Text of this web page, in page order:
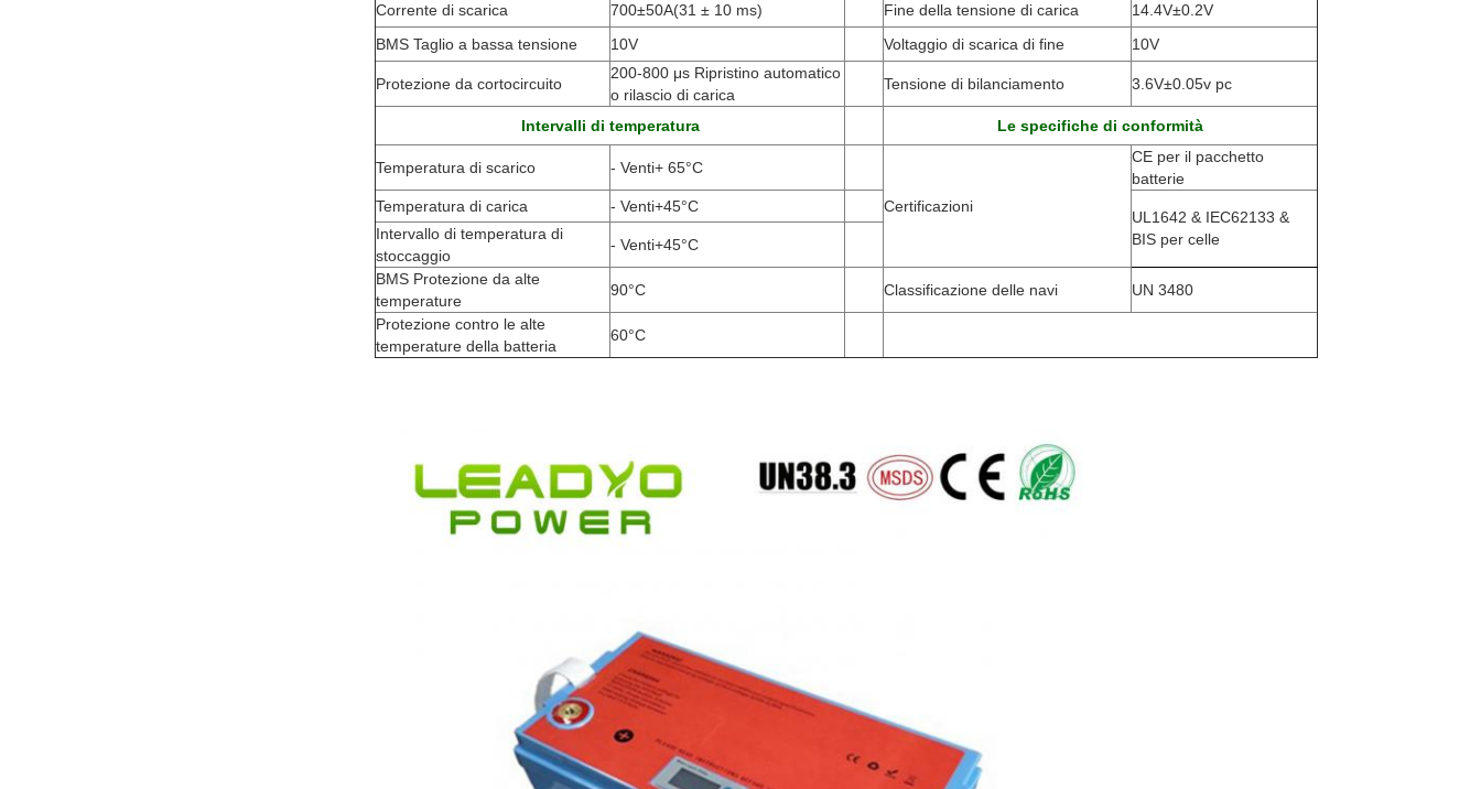
Corrente di scarica
700±50A(31 ± 10 ms) Fine della tensione di carica
14.4V±0.2V
BMS Taglio a bassa tensione
10V Voltaggio di scarica di fine 10V
Protezione da cortocircuito
200-800 μs Ripristino automatico
o rilascio di carica
Tensione di bilanciamento 3.6V±0.05v pc
Intervalli di temperatura Le specifiche di conformità
Temperatura di scarico - Venti+ 65°C
Certificazioni
CE per il pacchetto
batterie
Temperatura di carica
- Venti+45°C
UL1642 & IEC62133 &
BIS per celle
Intervallo di temperatura di
stoccaggio
- Venti+45°C
BMS Protezione da alte
temperature
90°C Classificazione delle navi
UN 3480
Protezione contro le alte
temperature della batteria
60°C